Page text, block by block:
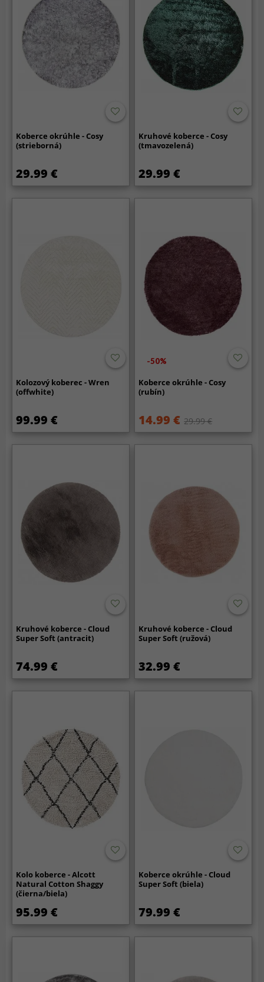
Koberce okrúhle - Cosy
(strieborná)
29.99 €
Kruhové koberce - Cosy
(tmavozelená)
29.99 €
Kolozový koberec - Wren
(offwhite)
99.99 €
-50%
Koberce okrúhle - Cosy
(rubín)
14.99 € 29.99 €
Kruhové koberce - Cloud
Super Soft (antracit)
74.99 €
Kruhové koberce - Cloud
Super Soft (ružová)
32.99 €
Kolo koberce - Alcott
Natural Cotton Shaggy
(čierna/biela)
95.99 €
Koberce okrúhle - Cloud
Super Soft (biela)
79.99 €